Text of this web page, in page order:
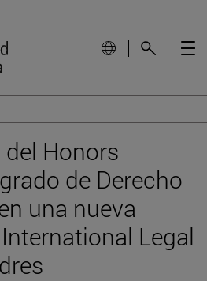
Honors
de Derecho
una nueva
Legal